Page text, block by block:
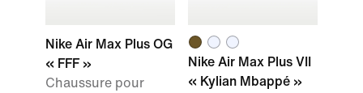
Nike Air Max Plus OG
« FFF »
Chaussure pour
Nike Air Max Plus VII
« Kylian Mbappé »